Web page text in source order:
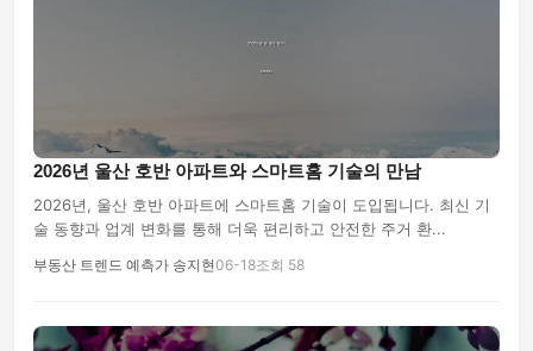
2026년 울산 호반 아파트와 스마트홈 기술의 만남
2026년, 울산 호반 아파트에 스마트홈 기술이 도입됩니다. 최신 기
술 동향과 업계 변화를 통해 더욱 편리하고 안전한 주거 환...
부동산 트렌드 예측가 송지현06-18조회 58